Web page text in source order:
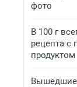
фото
В 100 г
рецепта с
продуктом
Вышедшие